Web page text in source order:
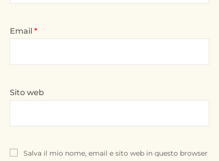
Email *
Sito web
Salva il mio nome, email e sito web in questo browser